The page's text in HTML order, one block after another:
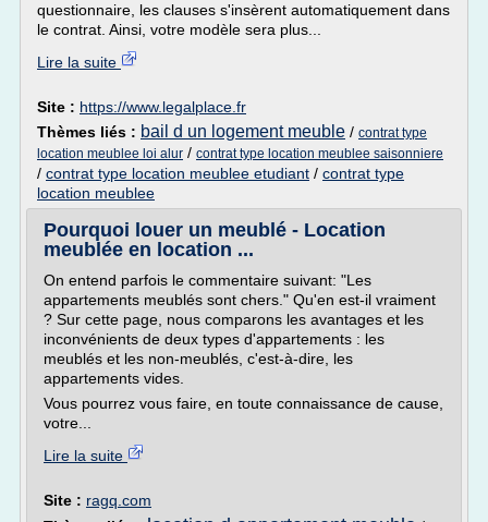
questionnaire, les clauses s'insèrent automatiquement dans
le contrat. Ainsi, votre modèle sera plus...
Lire la suite
Site : https://www.legalplace.fr
Thèmes liés : bail d un logement meuble / contrat type
location meublee loi alur / contrat type location meublee saisonniere
/ contrat type location meublee etudiant / contrat type
location meublee
Pourquoi louer un meublé - Location
meublée en location ...
On entend parfois le commentaire suivant: "Les
appartements meublés sont chers." Qu'en est-il vraiment
? Sur cette page, nous comparons les avantages et les
inconvénients de deux types d'appartements : les
meublés et les non-meublés, c'est-à-dire, les
appartements vides.
Vous pourrez vous faire, en toute connaissance de cause,
votre...
Lire la suite
Site : ragq.com